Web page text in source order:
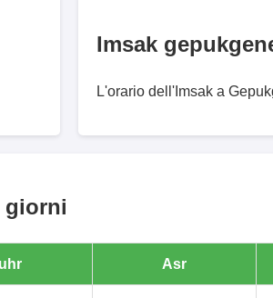
Imsak
L'orario dell'Imsak a
giorni
Asr